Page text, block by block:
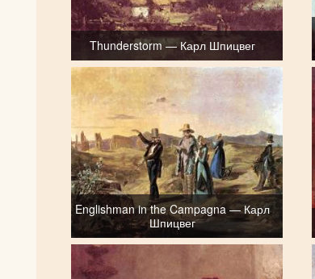
Thunderstorm — Карл Шпицвег
Englishman in the Campagna — Карл
Шпицвег